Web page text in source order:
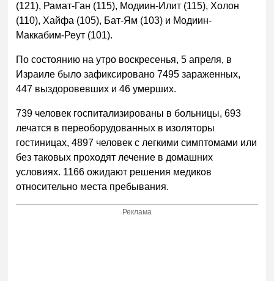
(121), Рамат-Ган (115), Модиин-Илит (115), Холон
(110), Хайфа (105), Бат-Ям (103) и Модиин-
Маккабим-Реут (101).
По состоянию на утро воскресенья, 5 апреля, в
Израиле было зафиксировано 7495 зараженных,
447 выздоровевших и 46 умерших.
739 человек госпитализированы в больницы, 693
лечатся в переоборудованных в изоляторы
гостиницах, 4897 человек с легкими симптомами или
без таковых проходят лечение в домашних
условиях. 1166 ожидают решения медиков
относительно места пребывания.
Реклама